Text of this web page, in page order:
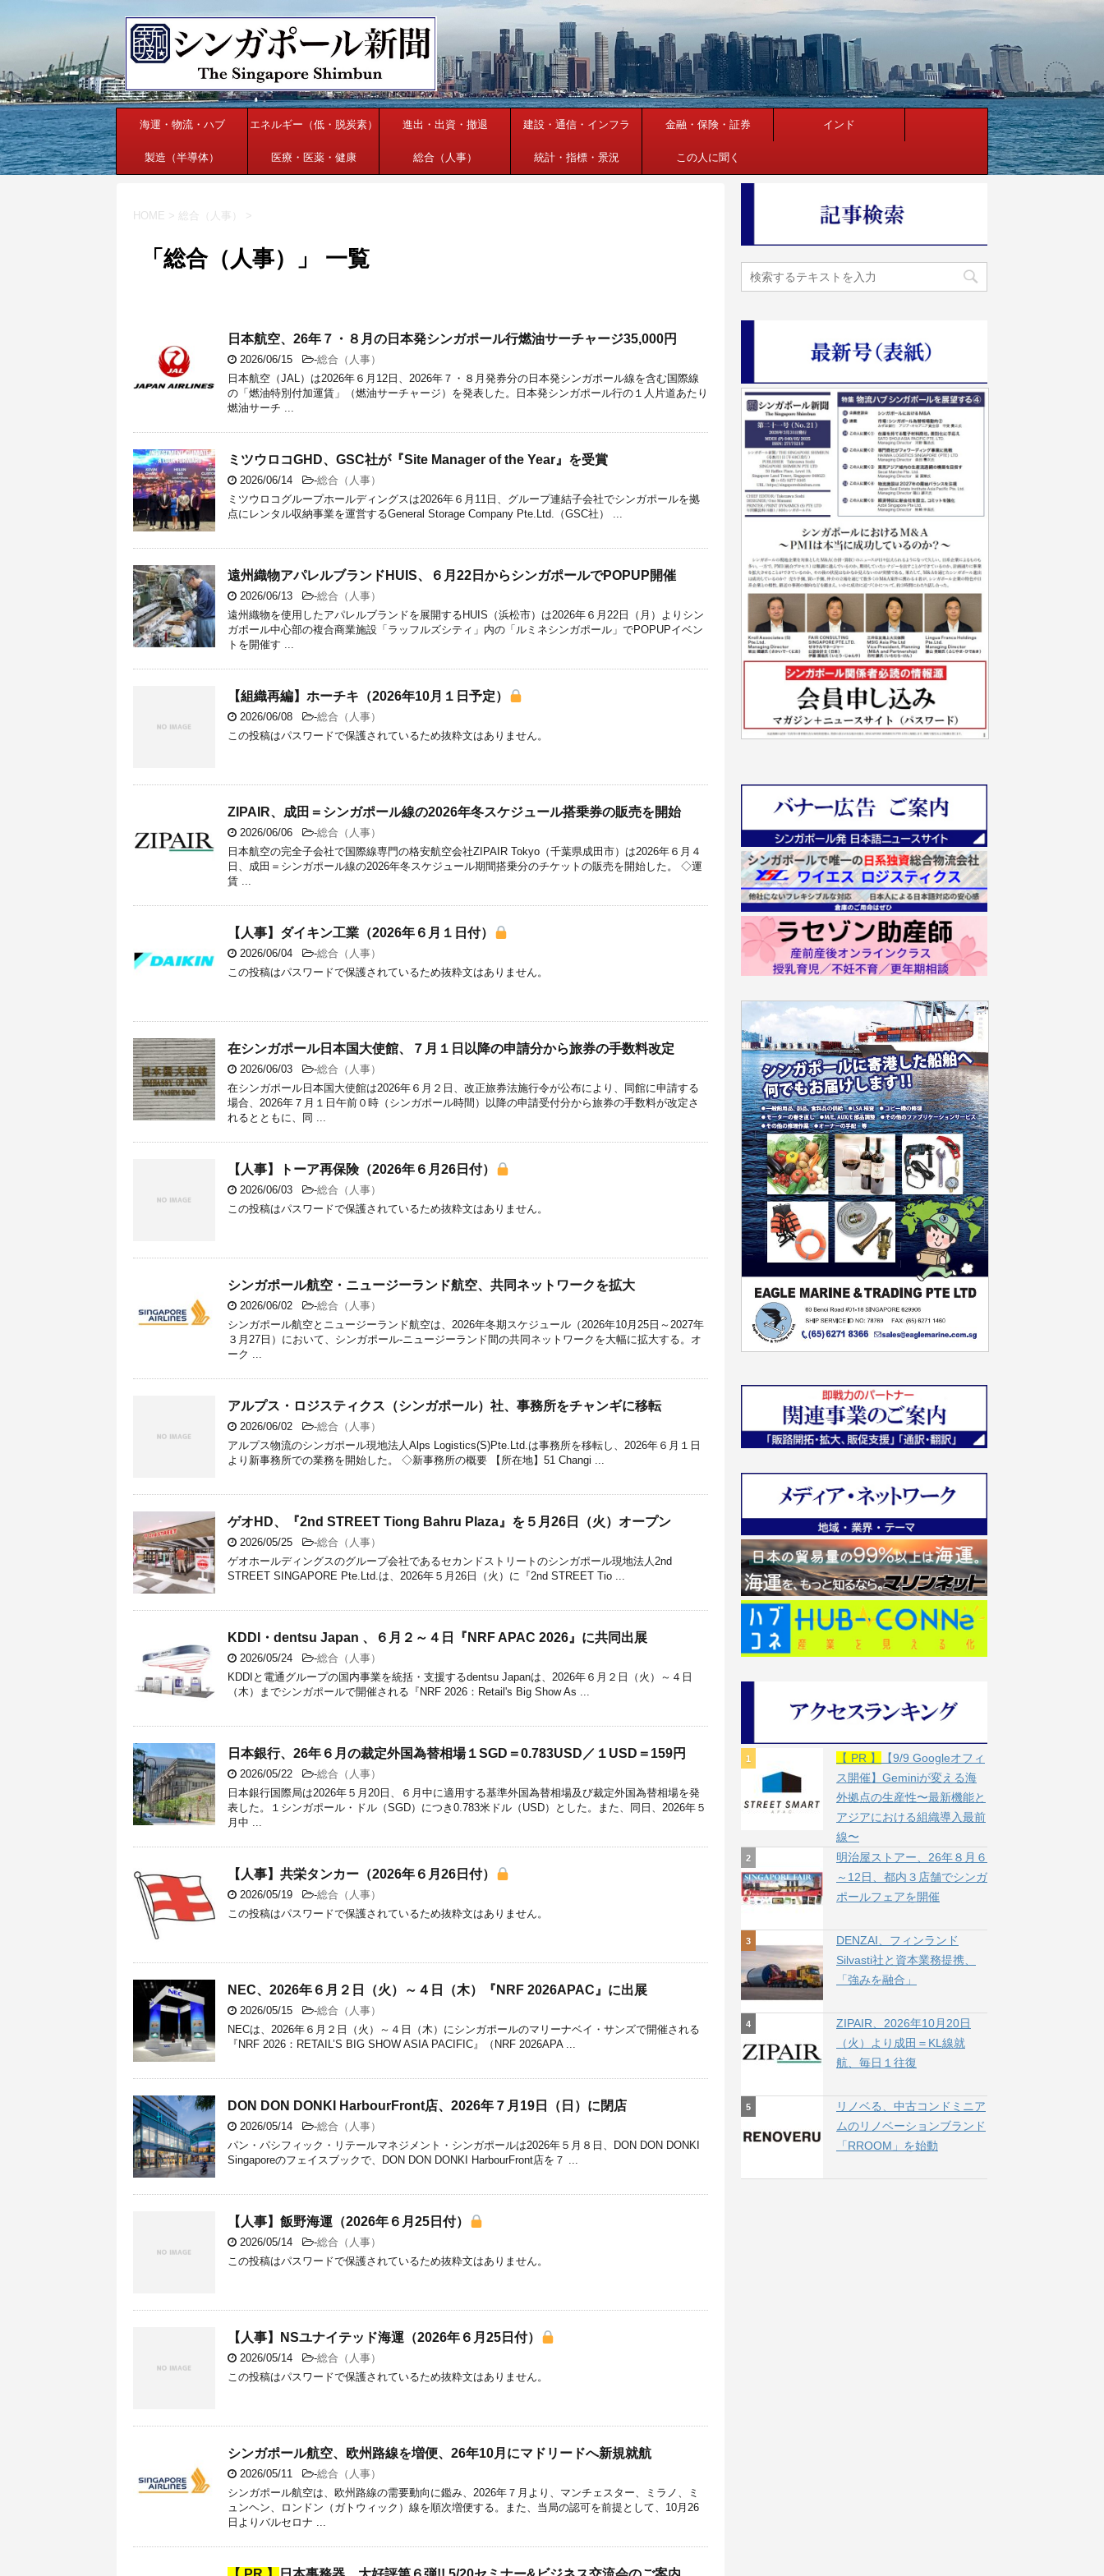
海運・物流・ハブ エネルギー（低・脱炭素） 進出・出資・撤退 建設・通信・インフラ 金融・保険・証券 インド
製造（半導体） 医療・医薬・健康 総合（人事） 統計・指標・景況 この人に聞く
HOME > 総合（人事） >
「総合（人事）」 一覧
日本航空、26年７・８月の日本発シンガポール行燃油サーチャージ35,000円
2026/06/15 -総合（人事）
日本航空（JAL）は2026年６月12日、2026年７・８月発券分の日本発シンガポール線を含む国際線
の「燃油特別付加運賃」（燃油サーチャージ）を発表した。日本発シンガポール行の１人片道あたり
燃油サーチ ...
ミツウロコGHD、GSC社が『Site Manager of the Year』を受賞
2026/06/14 -総合（人事）
ミツウロコグループホールディングスは2026年６月11日、グループ連結子会社でシンガポールを拠
点にレンタル収納事業を運営するGeneral Storage Company Pte.Ltd.（GSC社） ...
遠州織物アパレルブランドHUIS、６月22日からシンガポールでPOPUP開催
2026/06/13 -総合（人事）
遠州織物を使用したアパレルブランドを展開するHUIS（浜松市）は2026年６月22日（月）よりシン
ガポール中心部の複合商業施設「ラッフルズシティ」内の「ルミネシンガポール」でPOPUPイベン
トを開催す ...
【組織再編】ホーチキ（2026年10月１日予定）
2026/06/08 -総合（人事）
この投稿はパスワードで保護されているため抜粋文はありません。
ZIPAIR、成田＝シンガポール線の2026年冬スケジュール搭乗券の販売を開始
2026/06/06 -総合（人事）
日本航空の完全子会社で国際線専門の格安航空会社ZIPAIR Tokyo（千葉県成田市）は2026年６月４
日、成田＝シンガポール線の2026年冬スケジュール期間搭乗分のチケットの販売を開始した。 ◇運
賃 ...
【人事】ダイキン工業（2026年６月１日付）
2026/06/04 -総合（人事）
この投稿はパスワードで保護されているため抜粋文はありません。
在シンガポール日本国大使館、７月１日以降の申請分から旅券の手数料改定
2026/06/03 -総合（人事）
在シンガポール日本国大使館は2026年６月２日、改正旅券法施行令が公布により、同館に申請する
場合、2026年７月１日午前０時（シンガポール時間）以降の申請受付分から旅券の手数料が改定さ
れるとともに、同 ...
【人事】トーア再保険（2026年６月26日付）
2026/06/03 -総合（人事）
この投稿はパスワードで保護されているため抜粋文はありません。
シンガポール航空・ニュージーランド航空、共同ネットワークを拡大
2026/06/02 -総合（人事）
シンガポール航空とニュージーランド航空は、2026年冬期スケジュール（2026年10月25日～2027年
３月27日）において、シンガポール‐ニュージーランド間の共同ネットワークを大幅に拡大する。オ
ーク ...
アルプス・ロジスティクス（シンガポール）社、事務所をチャンギに移転
2026/06/02 -総合（人事）
アルプス物流のシンガポール現地法人Alps Logistics(S)Pte.Ltd.は事務所を移転し、2026年６月１日
より新事務所での業務を開始した。 ◇新事務所の概要 【所在地】51 Changi ...
ゲオHD、『2nd STREET Tiong Bahru Plaza』を５月26日（火）オープン
2026/05/25 -総合（人事）
ゲオホールディングスのグループ会社であるセカンドストリートのシンガポール現地法人2nd
STREET SINGAPORE Pte.Ltd.は、2026年５月26日（火）に『2nd STREET Tio ...
KDDI・dentsu Japan 、６月２～４日『NRF APAC 2026』に共同出展
2026/05/24 -総合（人事）
KDDIと電通グループの国内事業を統括・支援するdentsu Japanは、2026年６月２日（火）～４日
（木）までシンガポールで開催される『NRF 2026：Retail's Big Show As ...
日本銀行、26年６月の裁定外国為替相場１SGD＝0.783USD／１USD＝159円
2026/05/22 -総合（人事）
日本銀行国際局は2026年５月20日、６月中に適用する基準外国為替相場及び裁定外国為替相場を発
表した。１シンガポール・ドル（SGD）につき0.783米ドル（USD）とした。また、同日、2026年５
月中 ...
【人事】共栄タンカー（2026年６月26日付）
2026/05/19 -総合（人事）
この投稿はパスワードで保護されているため抜粋文はありません。
NEC、2026年６月２日（火）～４日（木）『NRF 2026APAC』に出展
2026/05/15 -総合（人事）
NECは、2026年６月２日（火）～４日（木）にシンガポールのマリーナベイ・サンズで開催される
『NRF 2026：RETAIL’S BIG SHOW ASIA PACIFIC』（NRF 2026APA ...
DON DON DONKI HarbourFront店、2026年７月19日（日）に閉店
2026/05/14 -総合（人事）
パン・パシフィック・リテールマネジメント・シンガポールは2026年５月８日、DON DON DONKI
Singaporeのフェイスブックで、DON DON DONKI HarbourFront店を７ ...
【人事】飯野海運（2026年６月25日付）
2026/05/14 -総合（人事）
この投稿はパスワードで保護されているため抜粋文はありません。
【人事】NSユナイテッド海運（2026年６月25日付）
2026/05/14 -総合（人事）
この投稿はパスワードで保護されているため抜粋文はありません。
シンガポール航空、欧州路線を増便、26年10月にマドリードへ新規就航
2026/05/11 -総合（人事）
シンガポール航空は、欧州路線の需要動向に鑑み、2026年７月より、マンチェスター、ミラノ、ミ
ュンヘン、ロンドン（ガトウィック）線を順次増便する。また、当局の認可を前提として、10月26
日よりバルセロナ ...
【 PR 】
【9/9 Googleオフィ
ス開催】Geminiが変える海
外拠点の生産性〜最新機能と
アジアにおける組織導入最前
線〜
明治屋ストアー、26年８月６
～12日、都内３店舗でシンガ
ポールフェアを開催
DENZAI、フィンランド
Silvasti社と資本業務提携、
「強みを融合」
ZIPAIR、2026年10月20日
（火）より成田＝KL線就
航、毎日１往復
リノベる、中古コンドミニア
ムのリノベーションブランド
「RROOM」を始動